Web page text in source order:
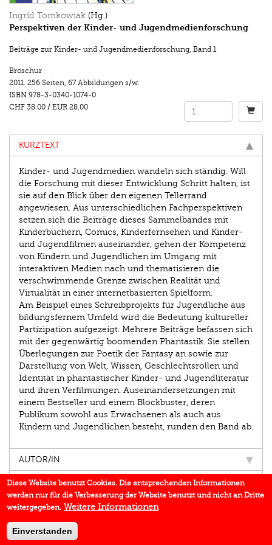
Ingrid Tomkowiak (Hg.)
Perspektiven der Kinder- und Jugendmedienforschung
Beiträge zur Kinder- und Jugendmedienforschung, Band 1
Broschur
2011. 256 Seiten, 67 Abbildungen s/w.
ISBN 978-3-0340-1074-0
CHF 38.00 / EUR 28.00
KURZTEXT
Kinder- und Jugendmedien wandeln sich ständig. Will
die Forschung mit dieser Entwicklung Schritt halten, ist
sie auf den Blick über den eigenen Tellerrand
angewiesen. Aus unterschiedlichen Fachperspektiven
setzen sich die Beiträge dieses Sammelbandes mit
Kinderbüchern, Comics, Kinderfernsehen und Kinder-
und Jugendfilmen auseinander, gehen der Kompetenz
von Kindern und Jugendlichen im Umgang mit
interaktiven Medien nach und thematisieren die
verschwimmende Grenze zwischen Realität und
Virtualität in einer internetbasierten Spielform.
Am Beispiel eines Schreibprojekts für Jugendliche aus
bildungsfernem Umfeld wird die Bedeutung kultureller
Partizipation aufgezeigt. Mehrere Beiträge befassen sich
mit der gegenwärtig boomenden Phantastik. Sie stellen
Überlegungen zur Poetik der Fantasy an sowie zur
Darstellung von Welt, Wissen, Geschlechtsrollen und
Identität in phantastischer Kinder- und Jugendliteratur
und ihren Verfilmungen. Auseinandersetzungen mit
einem Bestseller und einem Blockbuster, deren
Publikum sowohl aus Erwachsenen als auch aus
Kindern und Jugendlichen besteht, runden den Band ab.
AUTOR/IN
EINBLICK
IN DEN MEDIEN
BUCHREIHE
Diese Website benutzt Cookies. Die entsprechenden Informationen
werden nur für die Verbesserung der Website benutzt und nicht an Dritte
weitergegeben. Weitere Informationen
Einverstanden